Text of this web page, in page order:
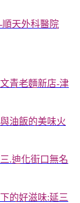
順天外科醫院
青老麵新店-津
油飯的美味火
.迪化街口無名
的好滋味:延三